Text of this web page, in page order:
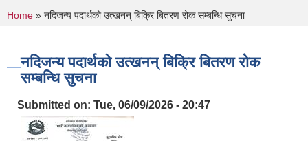
You are here
Home » नदिजन्य पदार्थको उत्खनन् बिक्रि बितरण रोक सम्बन्धि सुचना
नदिजन्य पदार्थको उत्खनन् बिक्रि बितरण रोक
सम्बन्धि सुचना
Submitted on: Tue, 06/09/2026 - 20:47